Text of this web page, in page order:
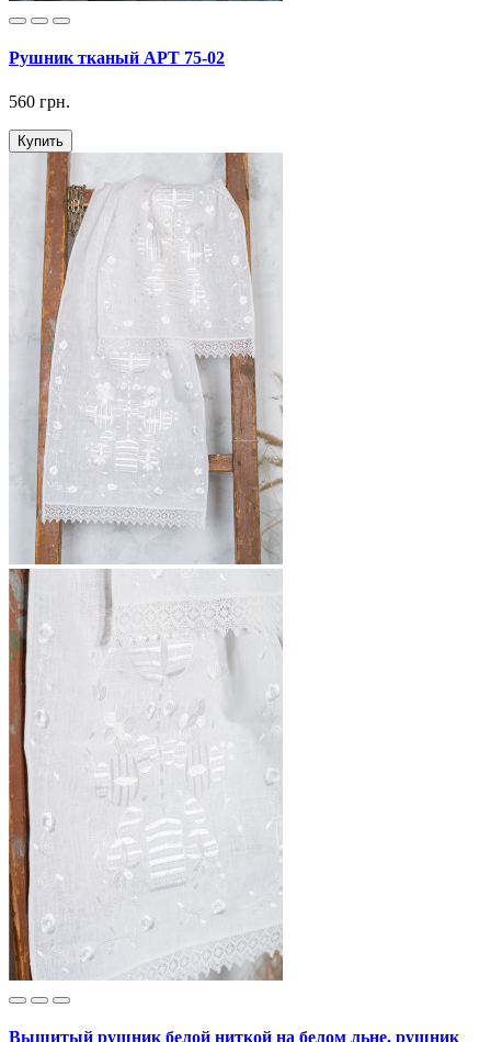
Рушник тканый АРТ 75-02
560 грн.
Купить
Вышитый рушник белой ниткой на белом льне, рушник